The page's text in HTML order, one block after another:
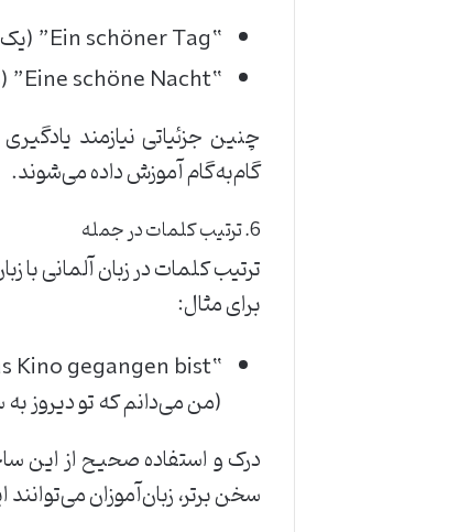
“Ein schöner Tag” (یک روز زیبا – حالت مذکر)
“Eine schöne Nacht” (یک شب زیبا – حالت مؤنث)
چنین جزئیاتی نیازمند
گام‌به‌گام آموزش داده می‌شوند.
6. ترتیب کلمات در جمله
ترتیب کلمات در زبان آلمانی
برای مثال:
“Ich weiß, dass du gestern ins Kino gegangen bist.”
(من می‌دانم که تو دیروز
درک و استفاده صحیح از این
سخن برتر، زبان‌آموزان